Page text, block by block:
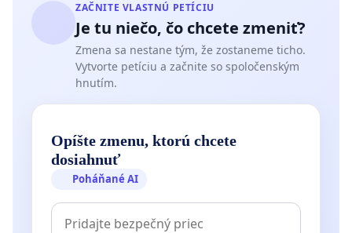
ZAČNITE VLASTNÚ PETÍCIU
Je tu niečo, čo chcete zmeniť?
Zmena sa nestane tým, že zostaneme ticho.
Vytvorte petíciu a začnite so spoločenským
hnutím.
Opíšte zmenu, ktorú chcete
dosiahnuť
Poháňané AI